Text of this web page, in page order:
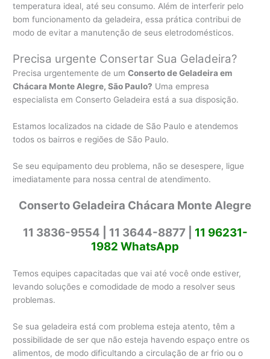
temperatura ideal, até seu consumo. Além de interferir pelo
bom funcionamento da geladeira, essa prática contribui de
modo de evitar a manutenção de seus eletrodomésticos.
Precisa urgente Consertar Sua Geladeira?
Precisa urgentemente de umConserto de Geladeira em
Chácara Monte Alegre, São Paulo? Uma empresa
especialista em Conserto Geladeira está a sua disposição.
Estamos localizados na cidade de São Paulo e atendemos
todos os bairros e regiões de São Paulo.
Se seu equipamento deu problema, não se desespere, ligue
imediatamente para nossa central de atendimento.
Conserto Geladeira Chácara Monte Alegre
11 3836-9554 | 11 3644-8877 | 11 96231-
1982 WhatsApp
Temos equipes capacitadas que vai até você onde estiver,
levando soluções e comodidade de modo a resolver seus
problemas.
Se sua geladeira está com problema esteja atento, têm a
possibilidade de ser que não esteja havendo espaço entre os
alimentos, de modo dificultando a circulação de ar frio ou o